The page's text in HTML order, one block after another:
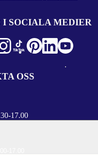
I SOCIALA MEDIER
OSS
17.00